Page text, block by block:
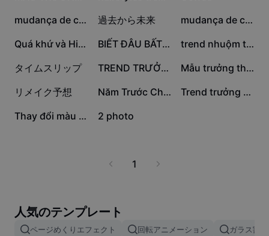
キャプションテンプレート
画像結合
CapCutの利用規約について
Dreamina Seedance 2.0 Launch
10.2万 mudança de cabelo 5.5万
過去から未来 3.5万 mudança de cabelo
2.7万 Quá khứ và Hiện tại 2.7万 BIẾT ĐÂU BẤT NGỜ 1.8万 trend nhuộm tóc nam
1.6万
タイムスリップ 9799 TREND TRƯỞNG THÀNH 7271 Mẫu trưởng thành
4774
リメイク予想 3939 Năm Trước Chỉ Là?? 2491 Trend trưởng thành
2309 Thay đổi màu tóc 2
2 photo
1
人気のテンプレート
ページめくりエフェクト 回転アニメーション ガラス割